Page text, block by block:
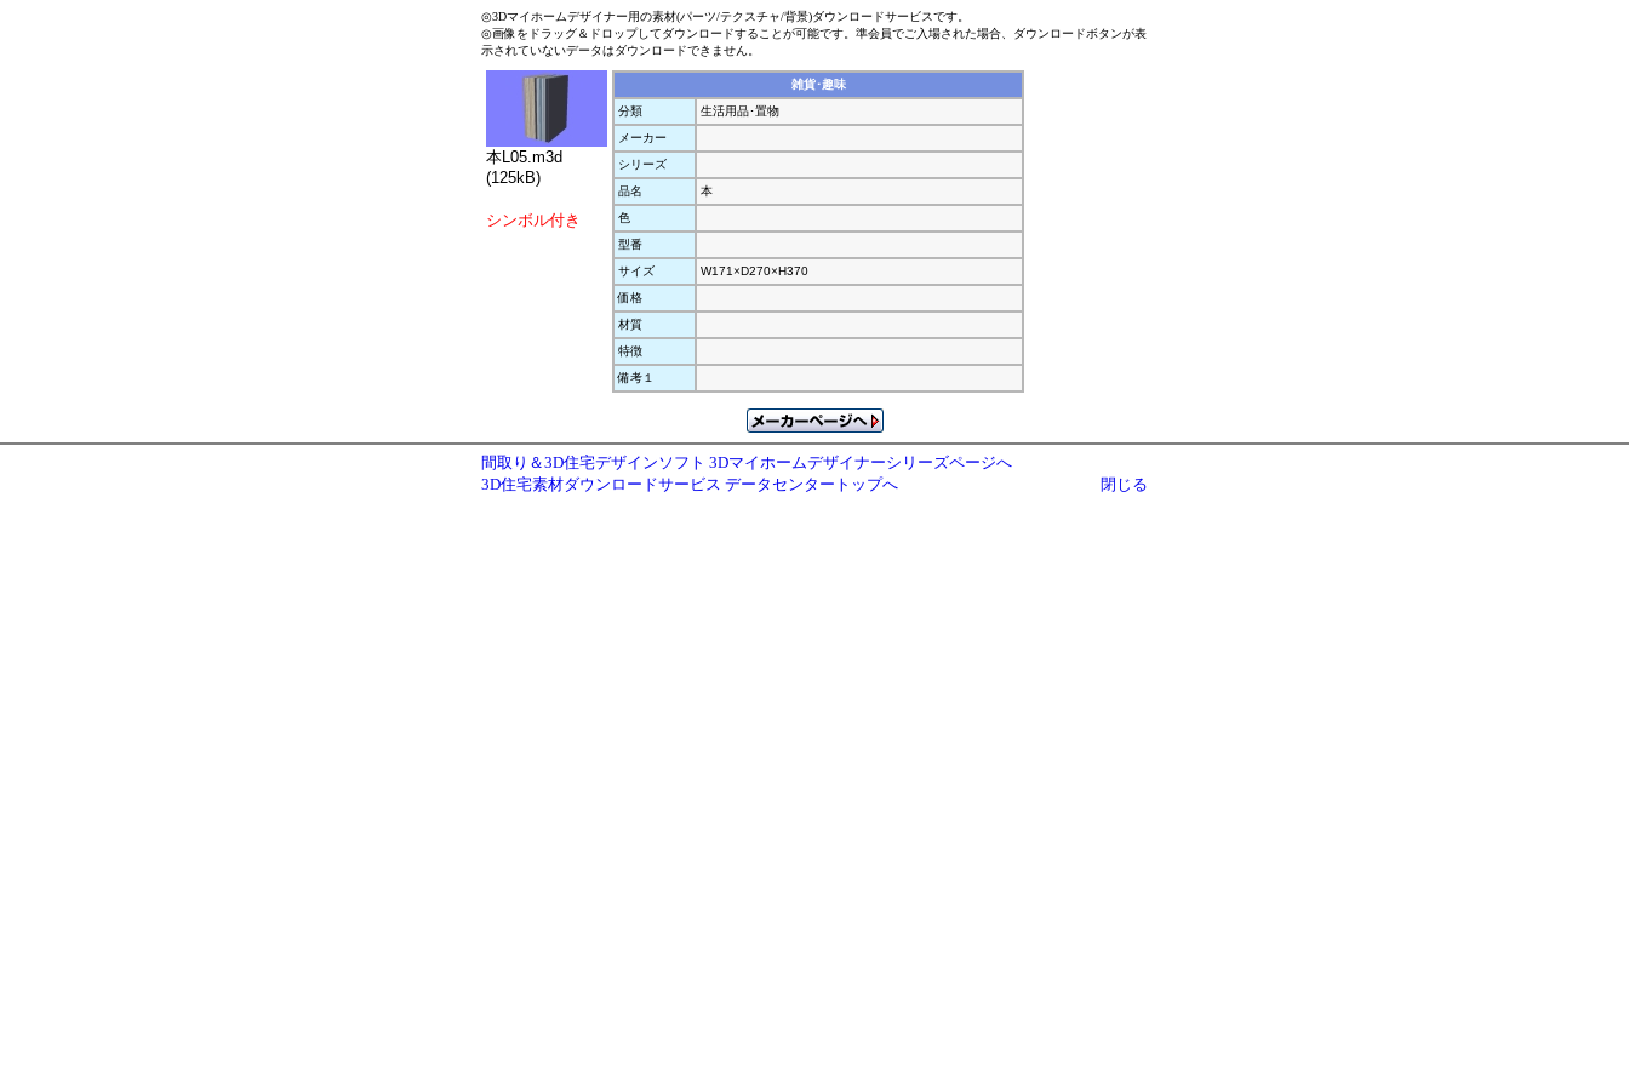
◎3Dマイホームデザイナー用の素材(パーツ/テクスチャ/背景)ダウンロードサービスです。
◎画像をドラッグ＆ドロップしてダウンロードすることが可能です。準会員でご入場された場合、ダウンロードボタンが表
示されていないデータはダウンロードできません。
本L05.m3d
(125kB)
シンボル付き
雑貨･趣味
分類
生活用品･置物
メーカー
シリーズ
品名
本
色
型番
サイズ
W171×D270×H370
価格
材質
特徴
備考１
間取り＆3D住宅デザインソフト 3Dマイホームデザイナーシリーズページへ
3D住宅素材ダウンロードサービス データセンタートップへ
閉じる